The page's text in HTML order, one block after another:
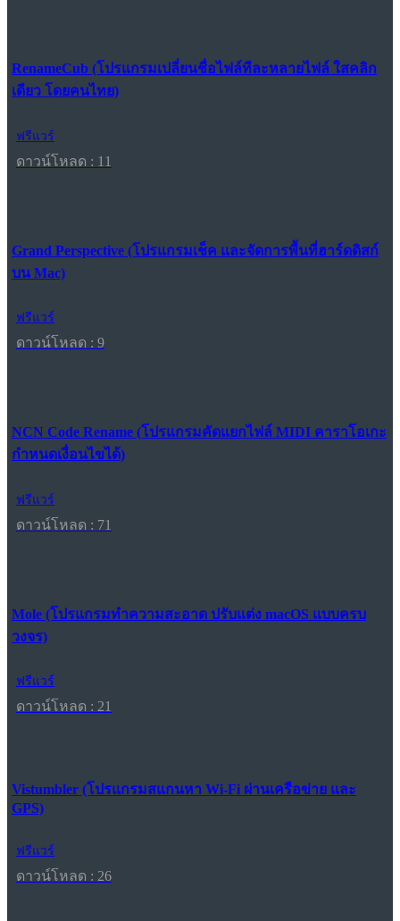
RenameCub (โปรแกรมเปลี่ยนชื่อไฟล์ทีละหลายไฟล์ ใสคลิก
เดียว โดยคนไทย)
ฟรีแวร์
ดาวน์โหลด : 11
Grand Perspective (โปรแกรมเช็ค และจัดการพื้นที่ฮาร์ดดิสก์
บน Mac)
ฟรีแวร์
ดาวน์โหลด : 9
NCN Code Rename (โปรแกรมคัดแยกไฟล์ MIDI คาราโอเกะ
กำหนดเงื่อนไขได้)
ฟรีแวร์
ดาวน์โหลด : 71
Mole (โปรแกรมทำความสะอาด ปรับแต่ง macOS แบบครบ
วงจร)
ฟรีแวร์
ดาวน์โหลด : 21
Vistumbler (โปรแกรมสแกนหา Wi-Fi ผ่านเครือข่าย และ
GPS)
ฟรีแวร์
ดาวน์โหลด : 26